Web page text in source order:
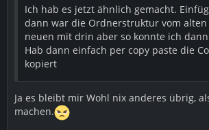
Ich hab es jetzt ähnlich gemacht.
dann war die Ordnerstruktur vom
neuen mit drin aber so konnte ich
Hab dann einfach per copy paste die
kopiert
Ja es bleibt mir Wohl nix anderes übrig,
machen.